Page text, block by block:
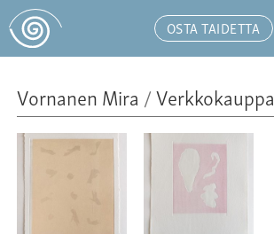
OSTA TAIDETTA
Vornanen Mira /Verkkokauppa